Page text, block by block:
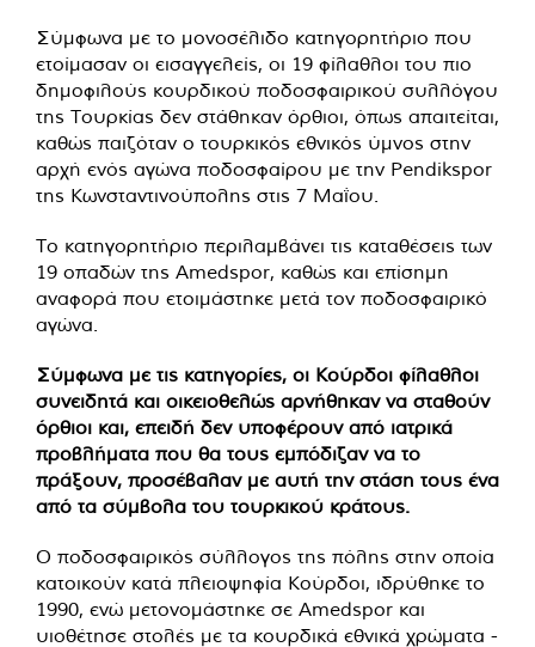
Σύμφωνα με το μονοσέλιδο κατηγορητήριο που
ετοίμασαν οι εισαγγελείς, οι 19 φίλαθλοι του πιο
δημοφιλούς κουρδικού ποδοσφαιρικού συλλόγου
της Τουρκίας δεν στάθηκαν όρθιοι, όπως απαιτείται,
καθώς παιζόταν ο τουρκικός εθνικός ύμνος στην
αρχή ενός αγώνα ποδοσφαίρου με την Pendikspor
της Κωνσταντινούπολης στις 7 Μαΐου.
Το κατηγορητήριο περιλαμβάνει τις καταθέσεις των
19 οπαδών της Amedspor, καθώς και επίσημη
αναφορά που ετοιμάστηκε μετά τον ποδοσφαιρικό
αγώνα.
Σύμφωνα με τις κατηγορίες, οι Κούρδοι φίλαθλοι
συνειδητά και οικειοθελώς αρνήθηκαν να σταθούν
όρθιοι και, επειδή δεν υποφέρουν από ιατρικά
προβλήματα που θα τους εμπόδιζαν να το
πράξουν, προσέβαλαν με αυτή την στάση τους ένα
από τα σύμβολα του τουρκικού κράτους.
Ο ποδοσφαιρικός σύλλογος της πόλης στην οποία
κατοικούν κατά πλειοψηφία Κούρδοι, ιδρύθηκε το
1990, ενώ μετονομάστηκε σε Amedspor και
υιοθέτησε στολές με τα κουρδικά εθνικά χρώματα -